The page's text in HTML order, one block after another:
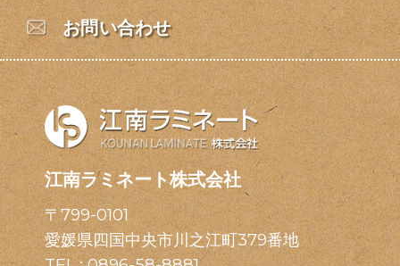
お問い合わせ
江南ラミネート株式会社
〒799-0101
愛媛県四国中央市川之江町379番地